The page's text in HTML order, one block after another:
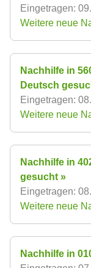
Eingetragen:
Weitere neue
Nachhilfe in
Deutsch
Eingetragen:
Weitere neue
Nachhilfe in
gesucht »
Eingetragen:
Weitere neue
Nachhilfe in